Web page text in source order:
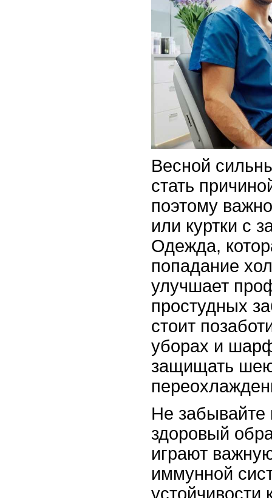
Весной
стать
поэтому
или куртки с
Одежда,
попадание
улучшает
простудных
стоит
уборах и
защищать шею
Не
здоровый
играют
иммунной
устойчивости